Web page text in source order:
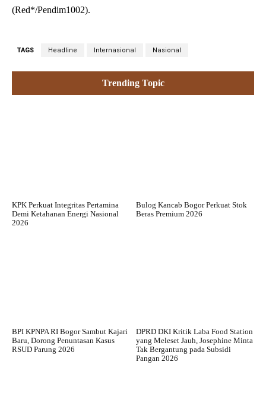
(Red*/Pendim1002).
TAGS Headline Internasional Nasional
Trending Topic
KPK Perkuat Integritas Pertamina
Demi Ketahanan Energi Nasional
2026
Bulog Kancab Bogor Perkuat Stok
Beras Premium 2026
BPI KPNPA RI Bogor Sambut Kajari
Baru, Dorong Penuntasan Kasus
RSUD Parung 2026
DPRD DKI Kritik Laba Food Station
yang Meleset Jauh, Josephine Minta
Tak Bergantung pada Subsidi
Pangan 2026